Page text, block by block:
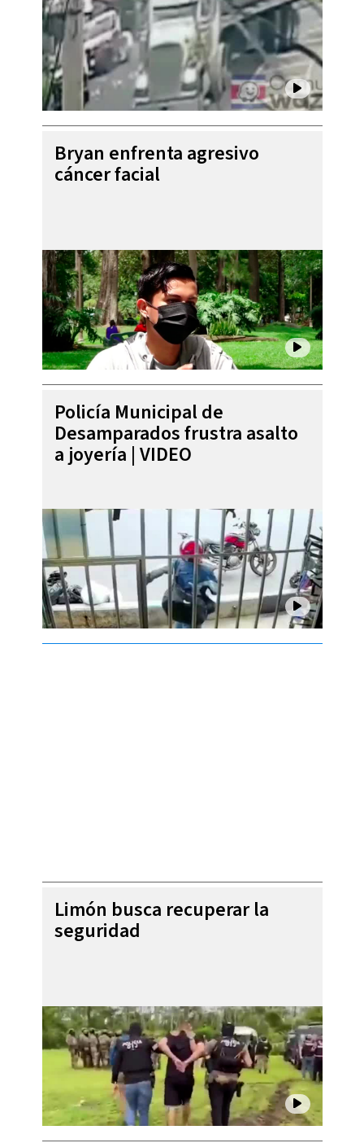
Bryan enfrenta agresivo
cáncer facial
Policía Municipal de
Desamparados frustra asalto
a joyería | VIDEO
Limón busca recuperar la
seguridad